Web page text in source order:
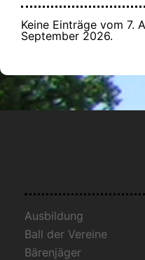
Keine Einträge vom 7.
September 2026.
Ausbildung
Ball der Vereine
Bärenjäger